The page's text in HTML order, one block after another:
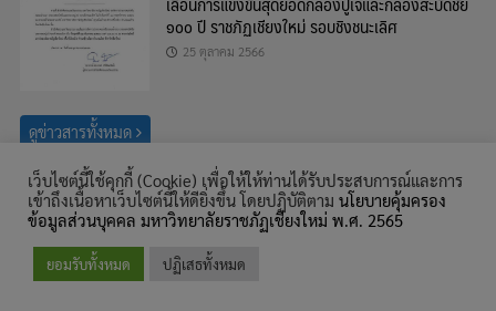
๑๐๐ ปี ราชภัฏเชียงใหม่ รอบชิงชนะเลิศ
25 ตุลาคม 2566
ดูข่าวสารทั้งหมด
ค้นหา
สำหรับ:
© สงวนลิขสิทธิ์ พ.ศ. 2559, สำนักศิลปะและวัฒนธรรม มหาวิทยาลัยราชภัฏ
เชียงใหม่
เว็บไซต์นี้ใช้คุกกี้ (Cookie) เพื่อให้ให้ท่านได้รับประสบการณ์และการ
เข้าถึงเนื้อหาเว็บไซต์นี้ให้ดียิ่งขึ้น โดยปฏิบัติตาม นโยบายคุ้มครอง
ข้อมูลส่วนบุคคล มหาวิทยาลัยราชภัฏเชียงใหม่ พ.ศ. 2565
ยอมรับทั้งหมด ปฏิเสธทั้งหมด